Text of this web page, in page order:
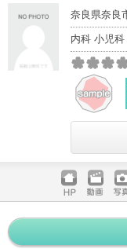
奈良県奈良
内科 小児
ホームペ
ージ
動画 写真